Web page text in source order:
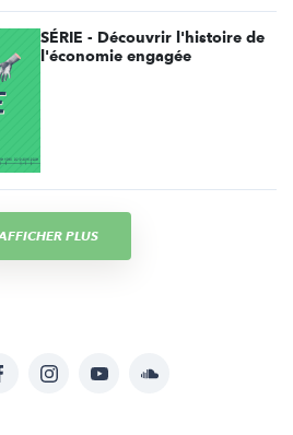
SÉRIE - Découvrir l'histoire de
l'économie engagée
PLUS
InstagramYouTubeSoundcloud